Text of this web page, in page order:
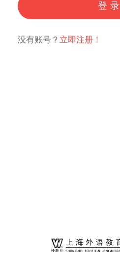
登录
没有账号？ 立即注册！